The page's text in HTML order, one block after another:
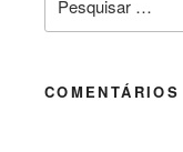
por:
COMENTÁRIOS